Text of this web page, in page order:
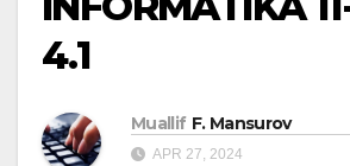
4.1
Muallif F. Mansurov
APR 27, 2024